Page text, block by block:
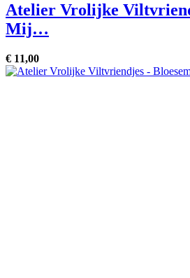
Atelier Vrolijke
Mij…
€ 11,00